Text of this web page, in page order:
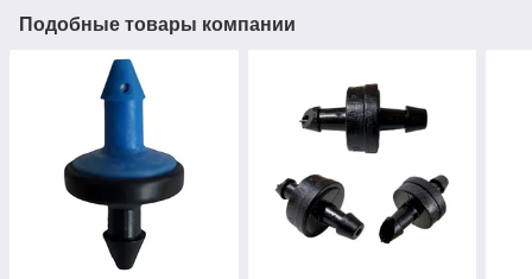
Подобные товары компании